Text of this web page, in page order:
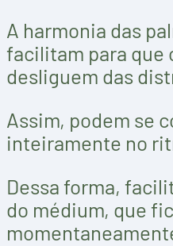
A harmonia das
facilitam para que
desliguem das
Assim, podem se
inteiramente no
Dessa forma,
do médium, que